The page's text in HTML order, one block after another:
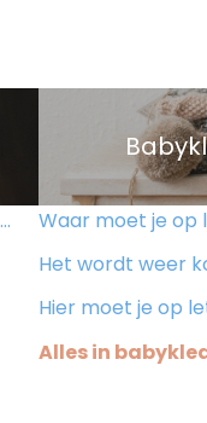
Waar moet je op letten
Het wordt weer
Hier moet je op
Alles in